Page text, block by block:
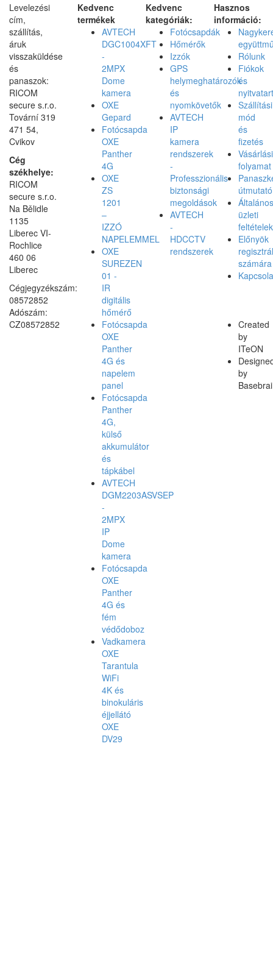
Levelezési
cím,
szállítás,
áruk
visszaküldése
és
panaszok:
RICOM
secure s.r.o.
Tovární 319
471 54,
Cvikov
Cég
székhelye:
RICOM
secure s.r.o.
Na Bělidle
1135
Liberec VI-
Rochlice
460 06
Liberec
Cégjegyzékszám:
08572852
Adószám:
CZ08572852
Kedvenc
termékek
AVTECH
DGC1004XFT
-
2MPX
Dome
kamera
OXE
Gepard
Fotócsapda
OXE
Panther
4G
OXE
ZS
1201
–
IZZÓ
NAPELEMMEL
OXE
SUREZEN
01 -
IR
digitális
hőmérő
Fotócsapda
OXE
Panther
4G és
napelem
panel
Fotócsapda
Panther
4G,
külső
akkumulátor
és
tápkábel
AVTECH
DGM2203ASVSEP
-
2MPX
IP
Dome
kamera
Fotócsapda
OXE
Panther
4G és
fém
védődoboz
Vadkamera
OXE
Tarantula
WiFi
4K és
binokuláris
éjjellátó
OXE
DV29
Kedvenc
kategóriák:
Fotócsapdák
Hőmérők
Izzók
GPS
helymeghatározók
és
nyomkövetők
AVTECH
IP
kamera
rendszerek
-
Professzionális
biztonsági
megoldások
AVTECH
-
HDCCTV
rendszerek
Hasznos
információ:
Rólunk
Fiókok
és
Szállítási
mód
és
fizetés
Vásárlási
folyamat
útmutató
Általános
üzleti
feltételek
Előnyök
számára
Created
by
ITeON
by